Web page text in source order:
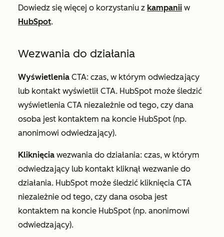
Dowiedz się więcej o korzystaniu z kampanii w
HubSpot.
Wezwania do działania
Wyświetlenia CTA: czas, w którym odwiedzający
lub kontakt wyświetlił CTA. HubSpot może śledzić
wyświetlenia CTA niezależnie od tego, czy dana
osoba jest kontaktem na koncie HubSpot (np.
anonimowi odwiedzający).
Kliknięcia wezwania do działania: czas, w którym
odwiedzający lub kontakt kliknął wezwanie do
działania. HubSpot może śledzić kliknięcia CTA
niezależnie od tego, czy dana osoba jest
kontaktem na koncie HubSpot (np. anonimowi
odwiedzający).